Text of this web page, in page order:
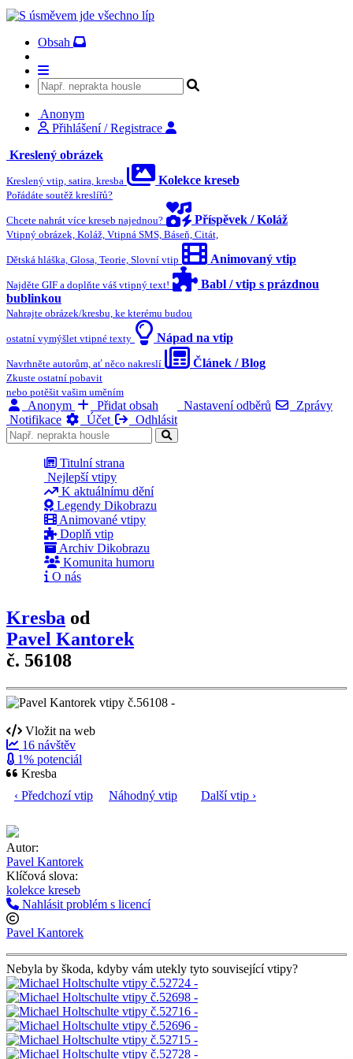
Obsah
Anonym
Přihlášení / Registrace
Kreslený obrázek
Kreslený vtip, satira, kresba Kolekce kreseb
Pořádáte soutěž kreslířů?
Chcete nahrát více kreseb najednou? Příspěvek / Koláž
Vtipný obrázek, Koláž, Vtipná SMS, Báseň, Citát,
Dětská hláška, Glosa, Teorie, Slovní vtip Animovaný vtip
Najděte GIF a doplňte váš vtipný text!
Babl / vtip s prázdnou
bublinkou
Nahrajte obrázek/kresbu, ke kterému budou
ostatní vymýšlet vtipné texty Nápad na vtip
Navrhněte autorům, ať něco nakreslí Článek / Blog
Zkuste ostatní pobavit
nebo potěšit vašim uměním
Anonym Přidat obsah Nastavení odběrů
Zprávy
Notifikace
Účet Odhlásit
Titulní strana
Nejlepší vtipy
K aktuálnímu dění
Legendy Dikobrazu
Animované vtipy
Doplň vtip
Archiv Dikobrazu
Komunita humoru
O nás
Kresba od
Pavel Kantorek
č. 56108
Vložit na web
16 návštěv
1% potenciál
Kresba
‹ Předchozí vtip
Náhodný vtip Další vtip ›
Autor:
Pavel Kantorek
Klíčová slova:
kolekce kreseb
Nahlásit problém s licencí
Pavel Kantorek
Nebyla by škoda, kdyby vám utekly tyto související vtipy?